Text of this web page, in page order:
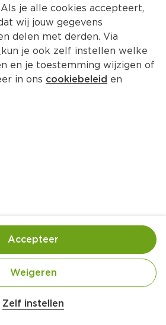
zoetjes
stuks €0.01)
over dit product
je alle cookies accepteert,
wij jouw gegevens
delen met derden. Via
kun je ook zelf instellen welke
en je toestemming wijzigen of
in ons cookiebeleid en
Zelf instellen
Weigeren
Accepteer